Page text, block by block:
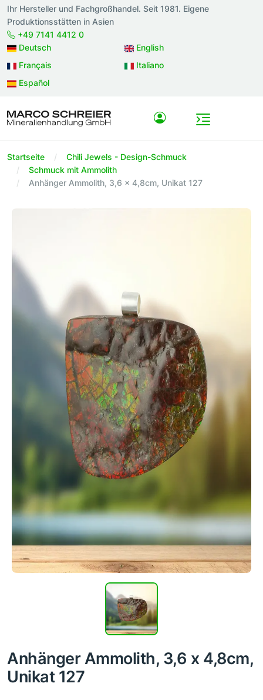
Ihr Hersteller und Fachgroßhandel. Seit 1981. Eigene
Produktionsstätten in Asien
+49 7141 4412 0
Deutsch
English
Français
Italiano
Español
Startseite
Chili Jewels - Design-Schmuck
Schmuck mit Ammolith
Anhänger Ammolith, 3,6 x 4,8cm, Unikat 127
Anhänger Ammolith, 3,6 x 4,8cm,
Unikat 127